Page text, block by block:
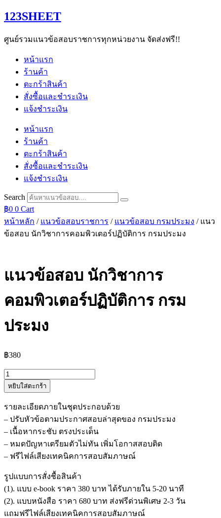
Skip
to
123SHEET
ศูนย์รวมแนวข้อสอบราชการทุกหน่วยงาน จัดส่งฟรี!!
หน้าแรก
ร้านค้า
ตะกร้าสินค้า
สั่งซื้อและชำระเงิน
แจ้งชำระเงิน
หน้าแรก
ร้านค้า
ตะกร้าสินค้า
สั่งซื้อและชำระเงิน
แจ้งชำระเงิน
Search
฿0 0 Cart
หน้าหลัก / แนวข้อสอบราชการ / แนวข้อสอบ กรมประมง / แนว
ข้อสอบ นักวิชาการคอมพิวเตอร์ปฏิบัติการ กรมประมง
แนวข้อสอบ นักวิชาการ
คอมพิวเตอร์ปฏิบัติการ กรม
ประมง
฿380
จำนวน
แนว
นัก
วิชาการ
คอมพิวเตอร์
ปฏิบัติ
การ
กรม
ประมง
ชิ้น
หยิบใส่ตะกร้า
รายละเอียดภายในชุดประกอบด้วย
– ปรับหัวข้อตามประกาศสอบล่าสุดของ กรมประมง
– เนื้อหากระชับ ตรงประเด็น
– หมดปัญหาเตรียมตัวไม่ทัน เพิ่มโอกาสสอบติด
– ฟรีไฟล์เสียงเทคนิคการสอบสัมภาษณ์
รูปแบบการสั่งชื้อสินค้า
(1). แบบ e-book ราคา 380 บาท ได้รับภายใน 5-20 นาที
(2). แบบหนังสือ ราคา 680 บาท ส่งฟรีด่วนพิเศษ 2-3 วัน
แถมฟรีไฟล์เสียงเทคนิคการสอบสัมภาษณ์